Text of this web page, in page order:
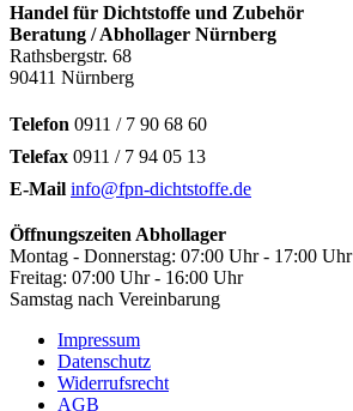
Handel für Dichtstoffe und Zubehör
Beratung / Abhollager Nürnberg
Rathsbergstr. 68
90411 Nürnberg
Telefon 0911 / 7 90 68 60
Telefax 0911 / 7 94 05 13
E-Mail info@fpn-dichtstoffe.de
Öffnungszeiten Abhollager
Montag - Donnerstag: 07:00 Uhr - 17:00 Uhr
Freitag: 07:00 Uhr - 16:00 Uhr
Samstag nach Vereinbarung
Impressum
Datenschutz
Widerrufsrecht
AGB